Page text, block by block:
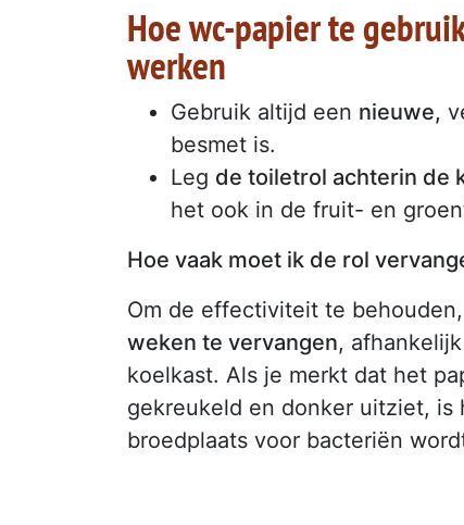
Hoe wc-papier te
werken
Gebruik altijd een nieuwe,
besmet is.
Leg de toiletrol achterin de
het ook in de fruit- en
Hoe vaak moet ik de rol
Om de effectiviteit te
weken te vervangen,
koelkast. Als je merkt dat het
gekreukeld en donker uitziet,
broedplaats voor bacteriën